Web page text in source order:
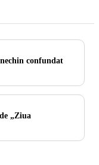
confundat
„Ziua